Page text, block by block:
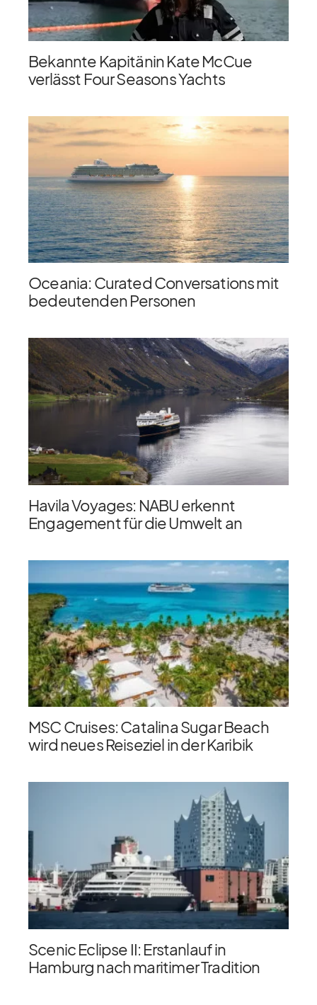
Bekannte Kapitänin Kate McCue
verlässt Four Seasons Yachts
Oceania: Curated Conversations mit
bedeutenden Personen
Havila Voyages: NABU erkennt
Engagement für die Umwelt an
MSC Cruises: Catalina Sugar Beach
wird neues Reiseziel in der Karibik
Scenic Eclipse II: Erstanlauf in
Hamburg nach maritimer Tradition